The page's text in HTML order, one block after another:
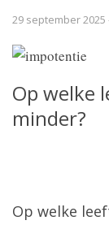
29 september 2025
Op welke
minder?
Op welke